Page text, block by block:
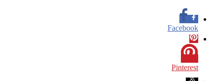
Facebook
Pinterest